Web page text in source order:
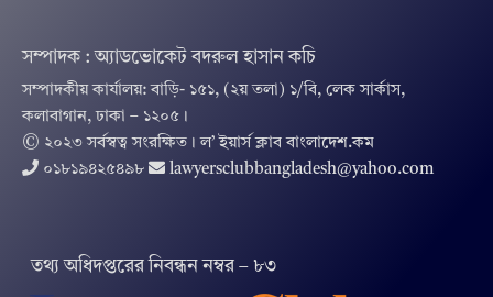
সম্পাদক : অ্যাডভোকেট বদরুল হাসান কচি
সম্পাদকীয় কার্যালয়: বাড়ি- ১৫১, (২য় তলা) ১/বি, লেক সার্কাস,
কলাবাগান, ঢাকা – ১২০৫।
© ২০২৩ সর্বস্বত্ব সংরক্ষিত । ল’ ইয়ার্স ক্লাব বাংলাদেশ.কম
০১৮১৯৪২৫৪৯৮
lawyersclubbangladesh@yahoo.com
তথ‌্য অ‌ধিদপ্ত‌রের নিবন্ধন নম্বর – ৮৩